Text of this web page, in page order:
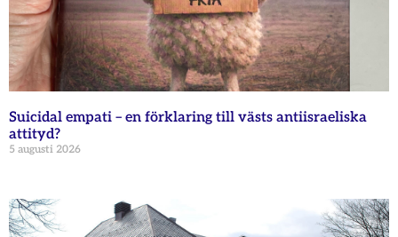
Suicidal empati – en förklaring till västs antiisraeliska
attityd?
5 augusti 2026